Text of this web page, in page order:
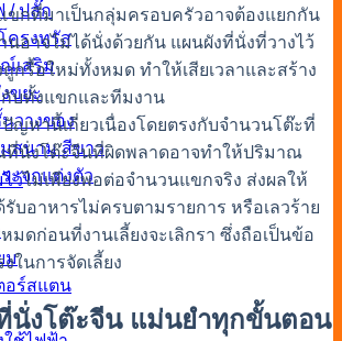
/ ปลั๊ก
ครงทรัส
เสริม
ขยะ
วางของ
สนาม สีขาว
ะจกแต่งตัว
ม
อร์สแตน
กที่มาเป็นกลุ่มครอบครัวอาจต้องแยกกัน
นอาจไม่ได้นั่งด้วยกัน แผนผังที่นั่งที่วางไว้
กรื้อใหม่ทั้งหมด ทำให้เสียเวลาและสร้าง
บทั้งแขกและทีมงาน
ญหานี้เกี่ยวเนื่องโดยตรงกับจำนวนโต๊ะที่
นั่งโต๊ะจีนที่ผิดพลาดอาจทำให้ปริมาณ
ว้ไม่เพียงพอต่อจำนวนแขกจริง ส่งผลให้
บอาหารไม่ครบตามรายการ หรือเลวร้าย
มดก่อนที่งานเลี้ยงจะเลิกรา ซึ่งถือเป็นข้อ
ในการจัดเลี้ยง
งโต๊ะจีนแม่นยำทุกขั้นตอน